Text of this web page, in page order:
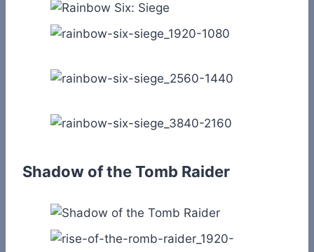
Shadow of the Tomb Raider